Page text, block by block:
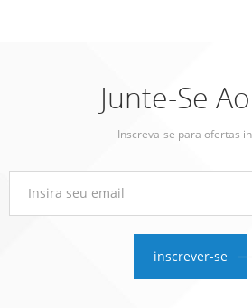
Junte-Se
Inscreva-se para ofertas